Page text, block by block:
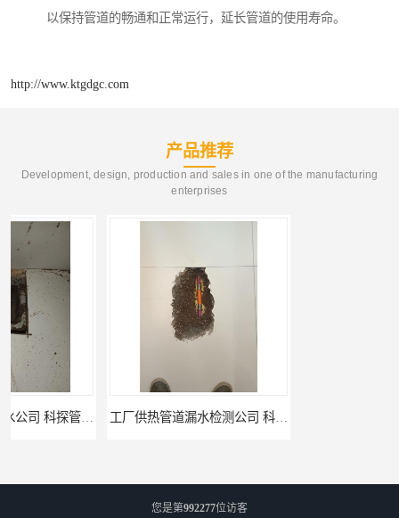
以保持管道的畅通和正常运行，延长管道的使用寿命。
http://www.ktgdgc.com
产品推荐
Development, design, production and sales in one of the manufacturing
enterprises
工厂供热管道漏水检测公司 科探管道工程 公司仪器测漏电话 科探管道工程
您是第992277位访客